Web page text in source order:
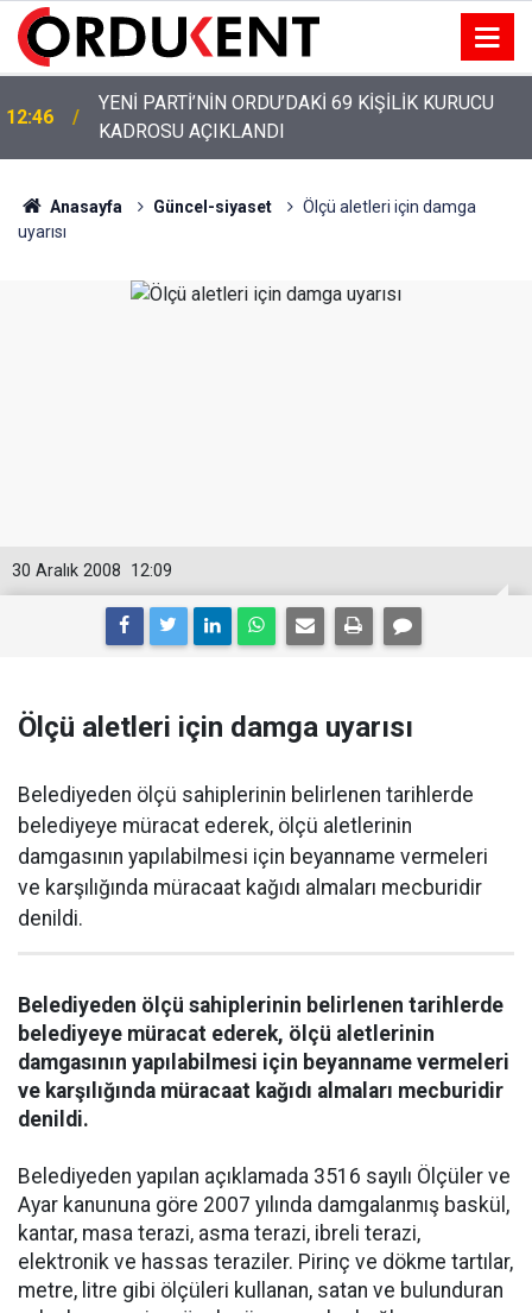
12:46
YENİ PARTİ’NİN ORDU’DAKİ 69 KİŞİLİK KURUCU
KADROSU AÇIKLANDI
12:22
YENİ PARTİ ALTINORDU’DA KURUCU YÖNETİMİNİ
AÇIKLADI
Anasayfa Güncel-siyaset
Ölçü aletleri için damga
uyarısı
12:09
30 Aralık 2008
Ölçü aletleri için damga uyarısı
Belediyeden ölçü sahiplerinin belirlenen tarihlerde
belediyeye müracat ederek, ölçü aletlerinin
damgasının yapılabilmesi için beyanname vermeleri
ve karşılığında müracaat kağıdı almaları mecburidir
denildi.
Belediyeden ölçü sahiplerinin belirlenen tarihlerde
belediyeye müracat ederek, ölçü aletlerinin
damgasının yapılabilmesi için beyanname vermeleri
ve karşılığında müracaat kağıdı almaları mecburidir
denildi.
Belediyeden yapılan açıklamada 3516 sayılı Ölçüler ve
Ayar kanununa göre 2007 yılında damgalanmış baskül,
kantar, masa terazi, asma terazi, ibreli terazi,
elektronik ve hassas teraziler. Pirinç ve dökme tartılar,
metre, litre gibi ölçüleri kullanan, satan ve bulunduran